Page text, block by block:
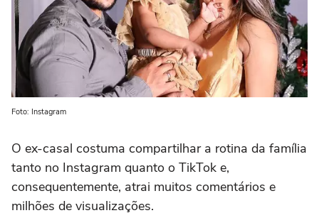
Foto: Instagram
O ex-casal costuma compartilhar a rotina da família
tanto no Instagram quanto o TikTok e,
consequentemente, atrai muitos comentários e
milhões de visualizações.